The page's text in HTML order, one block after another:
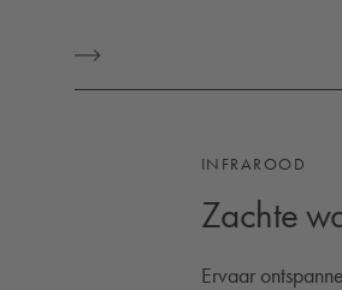
S1 INFRAROOD
INFRAROOD
Zachte
Ervaar